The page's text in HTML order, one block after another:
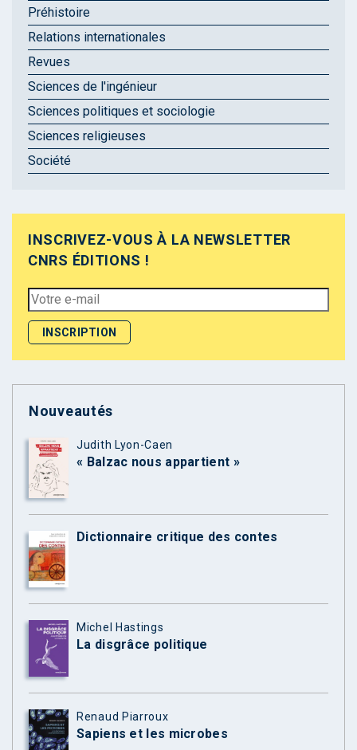
Préhistoire
Relations internationales
Revues
Sciences de l'ingénieur
Sciences politiques et sociologie
Sciences religieuses
Société
INSCRIVEZ-VOUS À LA NEWSLETTER
CNRS ÉDITIONS !
Nouveautés
Judith Lyon-Caen
« Balzac nous appartient »
Dictionnaire critique des contes
Michel Hastings
La disgrâce politique
Renaud Piarroux
Sapiens et les microbes